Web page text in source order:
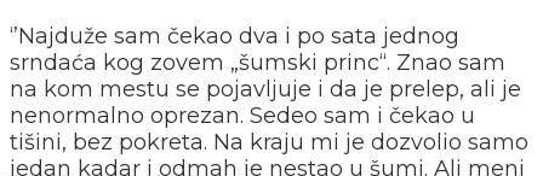
‘’Najduže sam čekao dva i po sata jednog
srndaća kog zovem „šumski princ“. Znao sam
na kom mestu se pojavljuje i da je prelep, ali je
nenormalno oprezan. Sedeo sam i čekao u
tišini, bez pokreta. Na kraju mi je dozvolio samo
jedan kadar i odmah je nestao u šumi. Ali meni